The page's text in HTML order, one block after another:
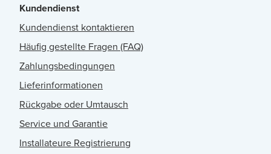
Kundendienst
Kundendienst kontaktieren
Häufig gestellte Fragen (FAQ)
Zahlungsbedingungen
Lieferinformationen
Rückgabe oder Umtausch
Service und Garantie
Installateure Registrierung